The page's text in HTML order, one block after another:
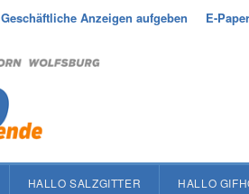
Geschäftliche Anzeigen aufgeben E-
HALLO SALZGITTER HALLO